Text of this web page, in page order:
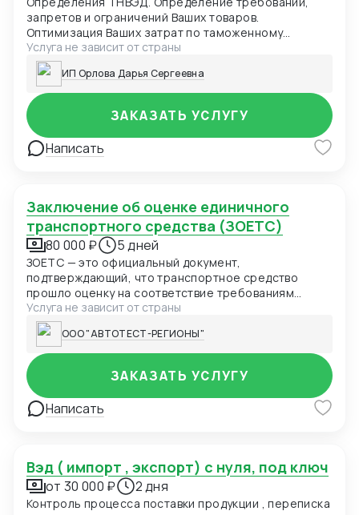
запретов и ограничений Ваших товаров.
Оптимизация Ваших затрат по таможенному
оформлению. Расчет таможенных пошлин/налогов.
Подготовка и подача ДТ в таможенные органы
Услуга не зависит от страны
ИП Орлова Дарья Сергеевна
Написать
ЗАКАЗАТЬ УСЛУГУ
Заключение об оценке единичного
транспортного средства (ЗОЕТС)
80 000 ₽ 5 дней
ЗОЕТС — это официальный документ,
подтверждающий, что транспортное средство
прошло оценку на соответствие требованиям
безопасности и может безопасно использоваться
на дорогах общего пользования в Российской
Федерации. ЗОЕТС необходимо для транспортных
средств, импортируемых юридическими лицами или
индивидуальными предпринимателями (ИП), если с
момента выпуска транспортного средства прошло
менее 3-х лет.
Услуга не зависит от страны
ООО "АВТОТЕСТ-РЕГИОНЫ"
Написать
ЗАКАЗАТЬ УСЛУГУ
вэд ( импорт , экспорт) с нуля, под ключ
от 30 000 ₽ 2 дня
Контроль процесса поставки продукции , переписка